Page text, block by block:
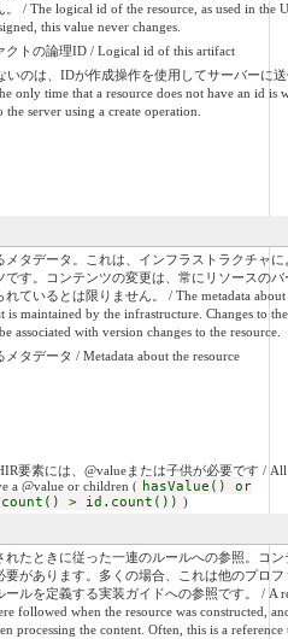
/ The logical id of the resource, as used in the
this value never changes.
クトの論理ID / Logical id of this artifact
いのは、IDが作成操作を使用してサーバーに
only time that a resource does not have an id is
server using a create operation.
メタデータ。これは、インフラストラクチャに
です。コンテンツの変更は、常にリソースのバ
ているとは限りません。 / The metadata about
is maintained by the infrastructure. Changes to
associated with version changes to the resource.
タデータ / Metadata about the resource
要素には、@valueまたは子供が必要です /
a @value or children ( hasValue() or
> id.count()) )
れたときに従った一連のルールへの参照。コン
要があります。多くの場合、これは他のプロフ
ールを定義する実装ガイドへの参照です。 / A
followed when the resource was constructed,
processing the content. Often, this is a reference